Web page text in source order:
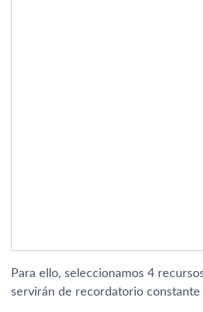
Para ello, seleccionamos 4
servirán de recordatorio constante